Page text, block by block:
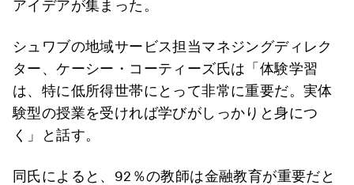
アイデアが集まった。
シュワブの地域サービス担当マネジングディレク
ター、ケーシー・コーティーズ氏は「体験学習
は、特に低所得世帯にとって非常に重要だ。実体
験型の授業を受ければ学びがしっかりと身につ
く」と話す。
同氏によると、92％の教師は金融教育が重要だと